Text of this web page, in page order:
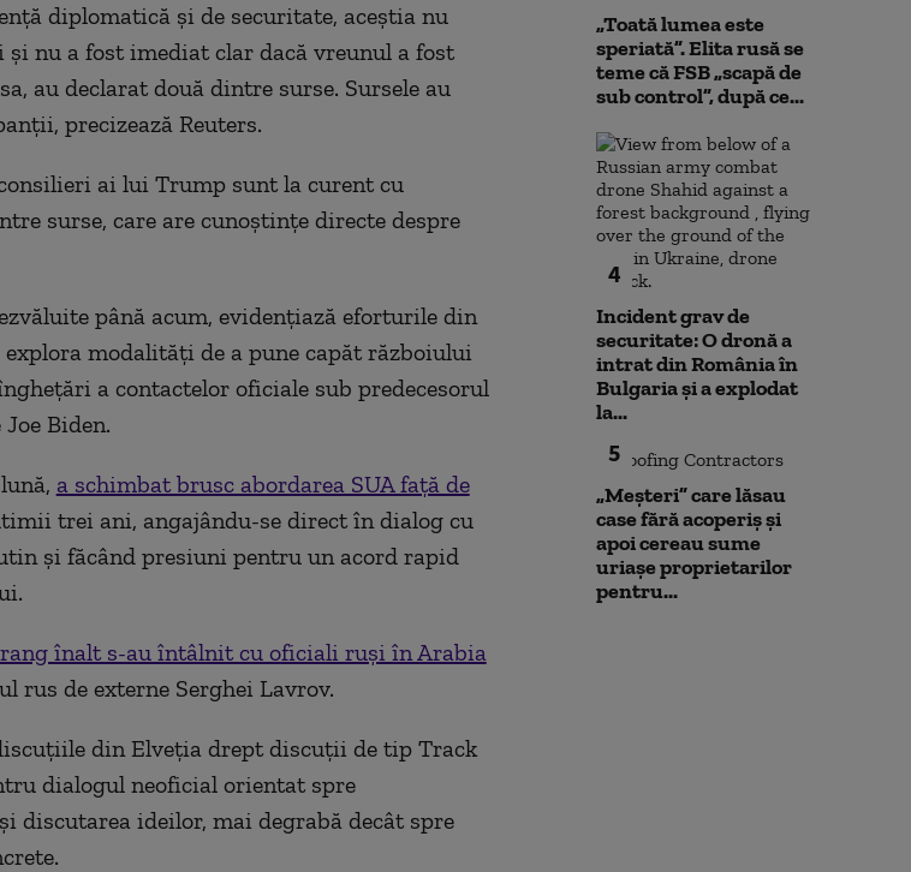
diplomatică şi de securitate, aceştia nu
nu a fost imediat clar dacă vreunul a fost
au declarat două dintre surse. Sursele au
precizează Reuters.
ai lui Trump sunt la curent cu
surse, care are cunoştinţe directe despre
până acum, evidenţiază eforturile din
explora modalităţi de a pune capăt războiului
a contactelor oficiale sub predecesorul
Biden.
a schimbat brusc abordarea SUA faţă de
trei ani, angajându-se direct în dialog cu
şi făcând presiuni pentru un acord rapid
înalt s-au întâlnit cu oficiali ruşi în Arabia
rus de externe Serghei Lavrov.
din Elveţia drept discuţii de tip Track
dialogul neoficial orientat spre
discutarea ideilor, mai degrabă decât spre
„Toată lumea este
speriată”. Elita rusă se
teme că FSB „scapă de
sub control”, după ce...
4
Incident grav de
securitate: O dronă a
intrat din România în
Bulgaria şi a explodat
la...
5
„Meșteri” care lăsau
case fără acoperiș și
apoi cereau sume
uriașe proprietarilor
pentru...